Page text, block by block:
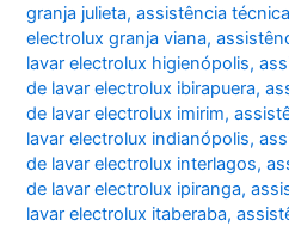
granja julieta,assistência
electrolux granja viana,
lavar electrolux higienópolis,
de lavar electrolux ibirapuera,
de lavar electrolux imirim,
lavar electrolux indianópolis,
de lavar electrolux interlagos,
de lavar electrolux ipiranga,
lavar electrolux itaberaba,